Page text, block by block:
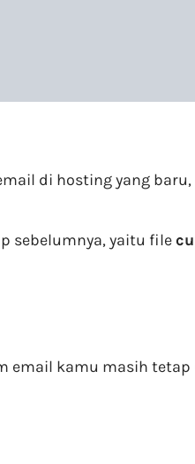
di hosting yang
sebelumnya, yaitu file
kamu masih